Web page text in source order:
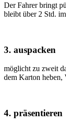
Der Fahrer bringt
bleibt über 2 Std.
3. auspacken
möglicht zu zweit
dem Karton heben,
4. präsentieren